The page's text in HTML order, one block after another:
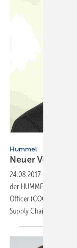
Hummel
NeuerVorstand
24.08.2017 -
der HUMMEL AG in
Officer (COO) die
Supply Chain